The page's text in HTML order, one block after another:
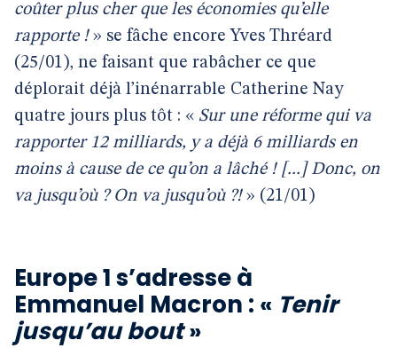
coûter plus cher que les économies qu’elle
rapporte !» se fâche encore Yves Thréard
(25/01), ne faisant que rabâcher ce que
déplorait déjà l’inénarrable Catherine Nay
quatre jours plus tôt : « Sur une réforme qui va
rapporter 12 milliards, y a déjà 6 milliards en
moins à cause de ce qu’on a lâché ! [...] Donc, on
va jusqu’où ? On va jusqu’où ?!» (21/01)
Europe 1 s’adresse à
Emmanuel Macron : « Tenir
jusqu’au bout»